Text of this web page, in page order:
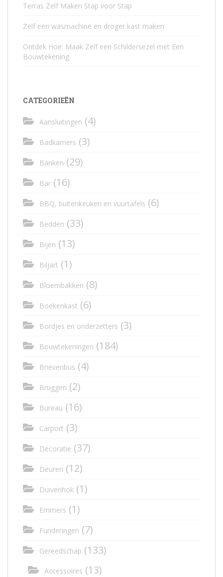
Terras Zelf Maken Stap voor Stap
Zelf een wasmachine en droger kast maken
Ontdek Hoe: Maak Zelf een Schildersezel met Een
Bouwtekening
CATEGORIEËN
Aansluitingen (4)
Badkamers (3)
Banken (29)
Bar (16)
BBQ, buitenkeuken en vuurtafels (6)
Bedden (33)
Bijen (13)
Biljart (1)
Bloembakken (8)
Boekenkast (6)
Bordjes en onderzetters (3)
Bouwtekeningen (184)
Brievenbus (4)
Bruggen (2)
Bureau (16)
Carport (3)
Decoratie (37)
Deuren (12)
Duivenhok (1)
Emmers (1)
Funderingen (7)
Gereedschap (133)
Accessoires (13)